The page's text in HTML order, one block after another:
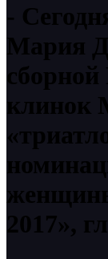
Мария
сборной
клинок
2017»,